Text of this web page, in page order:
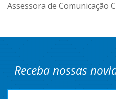
Assessora de Comunicação
Receba nossas